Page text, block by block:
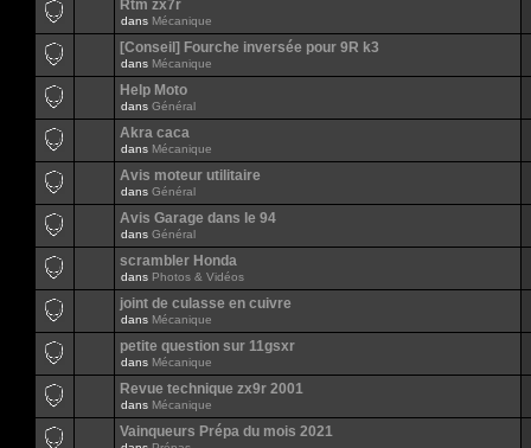
Rtm zx7r
dans Mécanique
[Conseil] Fourche inversée pour 9R k3
dans Mécanique
Help Moto
dans Général
Akra caca
dans Mécanique
Avis moteur utilitaire
dans Général
Avis Garage dans le 94
dans Général
scrambler Honda
dans Photos & Vidéos
joint de culasse en cuivre
dans Mécanique
petite question sur 11gsxr
dans Mécanique
Revue technique zx9r 2001
dans Mécanique
Vainqueurs Prépa du mois 2021